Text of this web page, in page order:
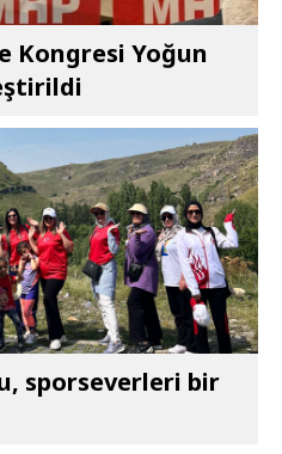
Kongresi Yoğun
sporseverleri bir